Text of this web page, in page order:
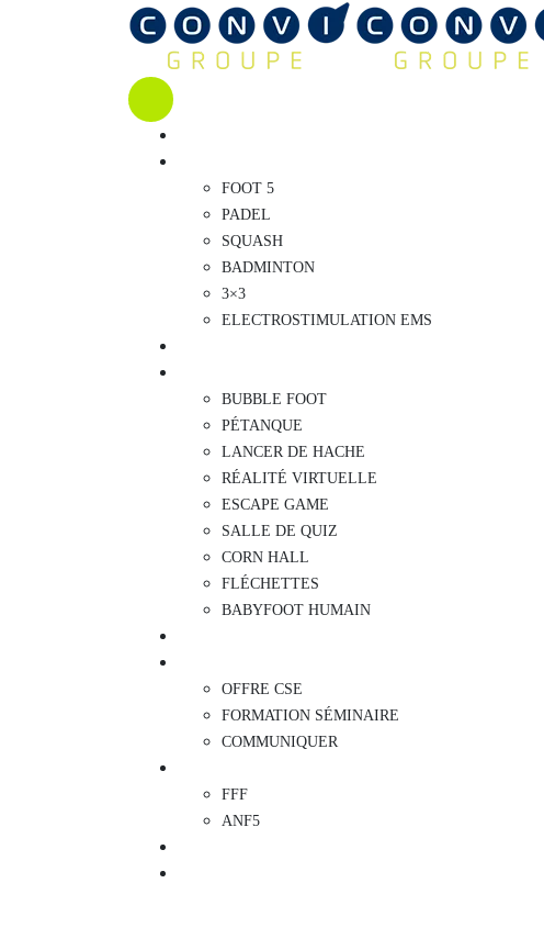
FOOT 5
PADEL
SQUASH
BADMINTON
3×3
ELECTROSTIMULATION EMS
BUBBLE FOOT
PÉTANQUE
LANCER DE HACHE
RÉALITÉ VIRTUELLE
ESCAPE GAME
SALLE DE QUIZ
CORN HALL
FLÉCHETTES
BABYFOOT HUMAIN
OFFRE CSE
FORMATION SÉMINAIRE
COMMUNIQUER
FFF
ANF5